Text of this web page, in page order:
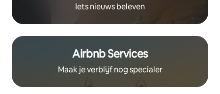
Iets nieuws beleven
Airbnb Services
Maak je verblijf nog specialer